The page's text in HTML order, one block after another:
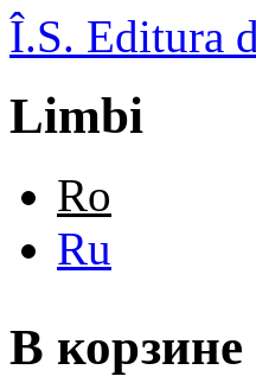
Skip to main content
Î.S. Editura
Limbi
Ro
Ru
В корзине